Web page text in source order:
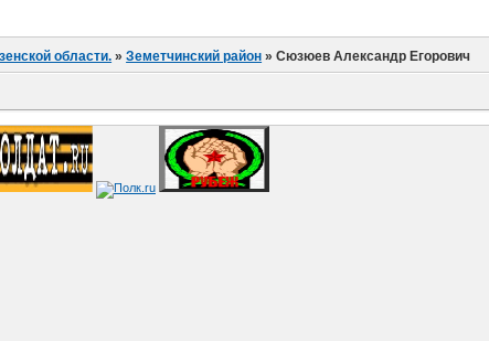
области. »Земетчинский район »Сюзюев Александр Егорович